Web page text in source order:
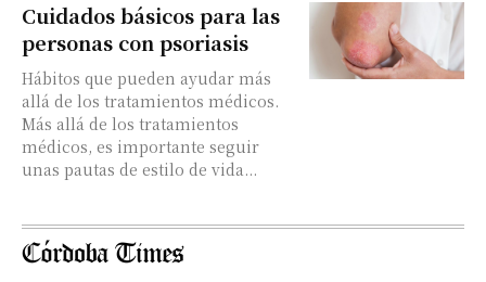
Cuidados básicos para las
personas con psoriasis
Hábitos que pueden ayudar más
allá de los tratamientos médicos.
Más allá de los tratamientos
médicos, es importante seguir
unas pautas de estilo de vida...